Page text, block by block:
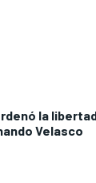
la
Velasco